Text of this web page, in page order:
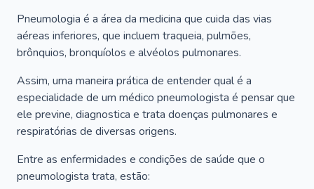
Pneumologia é a área da medicina que cuida das vias
aéreas inferiores, que incluem traqueia, pulmões,
brônquios, bronquíolos e alvéolos pulmonares.
Assim, uma maneira prática de entender qual é a
especialidade de um médico pneumologista é pensar que
ele previne, diagnostica e trata doenças pulmonares e
respiratórias de diversas origens.
Entre as enfermidades e condições de saúde que o
pneumologista trata, estão: